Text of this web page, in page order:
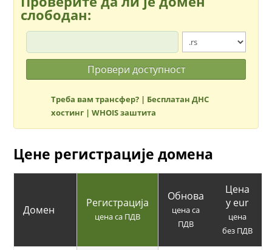
слободан:
Треба вам трансфер? | Бесплатан ДНС
хостинг |WHOIS заштита
Цене регистрације домена
Домен
Регистрација
цена са ПДВ
Обнова
цена са
ПДВ
Цена
у eur
цена
без ПДВ